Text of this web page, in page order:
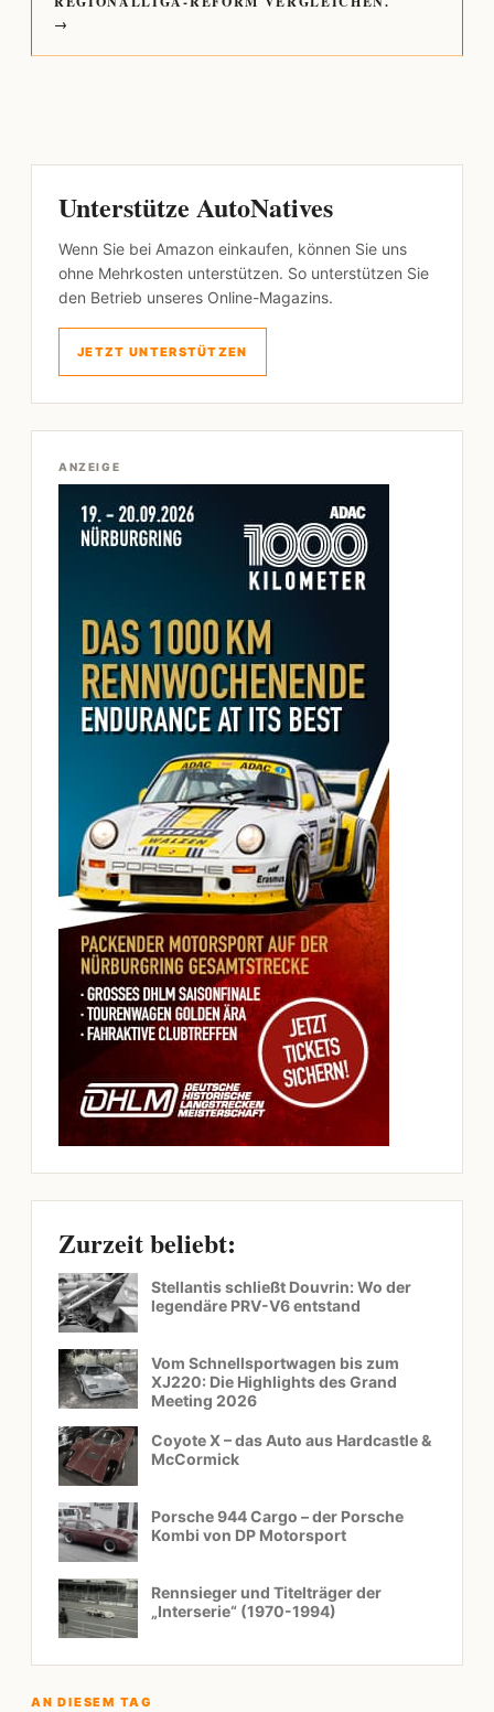
→
Unterstütze AutoNatives
Wenn Sie bei Amazon einkaufen, können Sie uns
ohne Mehrkosten unterstützen. So unterstützen Sie
den Betrieb unseres Online-Magazins.
JETZT UNTERSTÜTZEN
ANZEIGE
Zurzeit beliebt:
Stellantis schließt Douvrin: Wo der
legendäre PRV-V6 entstand
Vom Schnellsportwagen bis zum
XJ220: Die Highlights des Grand
Meeting 2026
Coyote X – das Auto aus Hardcastle &
McCormick
Porsche 944 Cargo – der Porsche
Kombi von DP Motorsport
Rennsieger und Titelträger der
„Interserie“ (1970-1994)
AN DIESEM TAG